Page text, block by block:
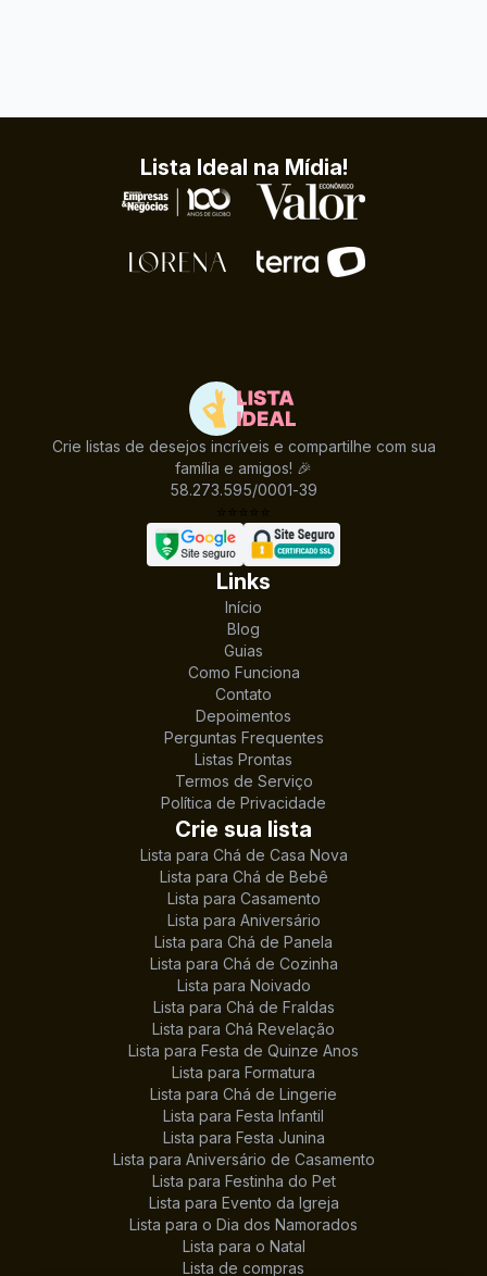
Lista Ideal na Mídia!
Crie listas de desejos incríveis e compartilhe com sua
família e amigos! 🎉
58.273.595/0001-39
Links
Início
Blog
Guias
Como Funciona
Contato
Depoimentos
Perguntas Frequentes
Listas Prontas
Termos de Serviço
Política de Privacidade
Crie sua lista
Lista para Chá de Casa Nova
Lista para Chá de Bebê
Lista para Casamento
Lista para Aniversário
Lista para Chá de Panela
Lista para Chá de Cozinha
Lista para Noivado
Lista para Chá de Fraldas
Lista para Chá Revelação
Lista para Festa de Quinze Anos
Lista para Formatura
Lista para Chá de Lingerie
Lista para Festa Infantil
Lista para Festa Junina
Lista para Aniversário de Casamento
Lista para Festinha do Pet
Lista para Evento da Igreja
Lista para o Dia dos Namorados
Lista para o Natal
Lista de compras